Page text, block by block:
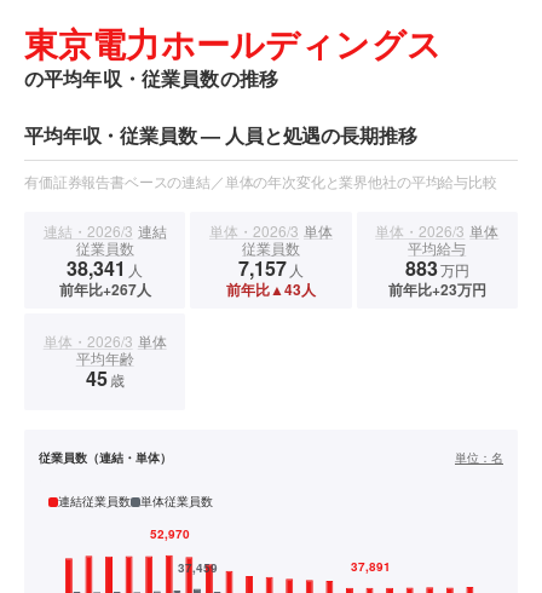
東京電力ホールディングス
の平均年収・従業員数の推移
平均年収・従業員数 — 人員と処遇の長期推移
有価証券報告書ベースの連結／単体の年次変化と業界他社の平均給与比較
連結・2026/3 連結
従業員数
38,341 人
前年比+267人
単体・2026/3 単体
従業員数
7,157 人
前年比▲43人
単体・2026/3 単体
平均給与
883万円
前年比+23万円
単体・2026/3 単体
平均年齢
45歳
従業員数（連結・単体） 単位： 名
連結従業員数 単体従業員数